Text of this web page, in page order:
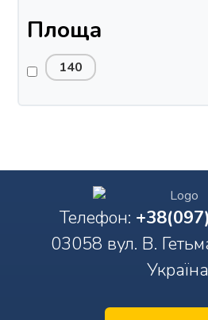
Площа
140
Телефон:
03058 вул. В.
Україна